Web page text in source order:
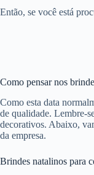
Então, se você está
Como pensar nos
Como esta data
de qualidade. Lembre-
decorativos. Abaixo,
da empresa.
Brindes natalinos para